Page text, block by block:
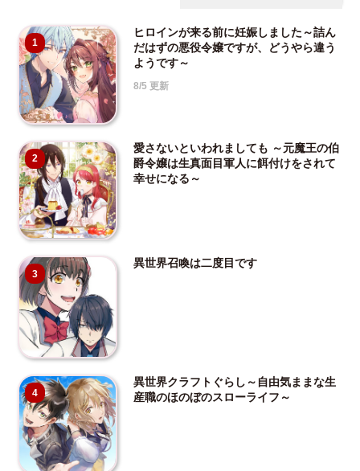
1
ヒロインが来る前に妊娠しました～詰ん
だはずの悪役令嬢ですが、どうやら違う
ようです～
8/5 更新
2
愛さないといわれましても ～元魔王の伯
爵令嬢は生真面目軍人に餌付けをされて
幸せになる～
3
異世界召喚は二度目です
4
異世界クラフトぐらし～自由気ままな生
産職のほのぼのスローライフ～